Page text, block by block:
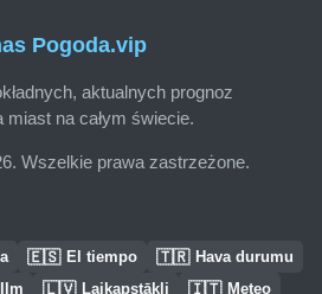
Pogoda.vip
aktualnych prognoz
miast na całym świecie.
Wszelkie prawa zastrzeżone.
🇪🇸 El tiempo 🇹🇷 Hava durumu
Ilm 🇱🇻 Laikapstākļi 🇮🇹 Meteo